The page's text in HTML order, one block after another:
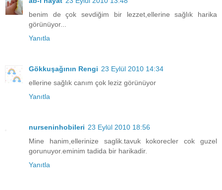
benim de çok sevdiğim bir lezzet,ellerine sağlık harika
görünüyor...
Yanıtla
Gökkuşağının Rengi 23 Eylül 2010 14:34
ellerine sağlık canım çok leziz görünüyor
Yanıtla
nurseninhobileri 23 Eylül 2010 18:56
Mine hanim,ellerinize saglik.tavuk kokorecler cok guzel
gorunuyor.eminim tadida bir harikadir.
Yanıtla